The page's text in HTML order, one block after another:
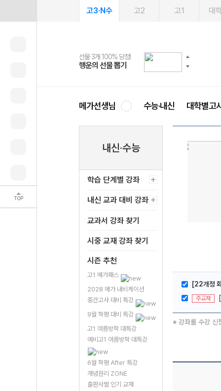
TOP
고3·N수 고2 고1 대
선물 3개 100% 당첨!
행운의 선물 뽑기
선물 100% 증정!
메가스터디 X 올리브
여름방학 스터디 캐시백
메가런 썸머스쿨
2027 러셀 단과
강사 공개선발
스마트러닝앱
설문 EVENT
메가패스
3일 무료 체험권
메가패스 수강생 무료혜택!
메가클럽 멤버십
사회공헌 캠페인
희망이룸 메가나눔
메가선생님 수능·내신 대학별고
내신·수능
학습 단계별 강좌
내신 교과 대비 강좌
교과서 강좌 찾기
시중 교재 강좌 찾기
시즌 추천
고1 메가패스
2028 메가 내비게이션
중간고사 대비 특강
9월 학평 대비 특강
고1 여름방학 대특강
예비고1 여름방학 대특강
6월 학평 After 특강
개념원리 ZONE
출판사별 인기 교재
[22개정
주교재
※ 강좌를 수강 신